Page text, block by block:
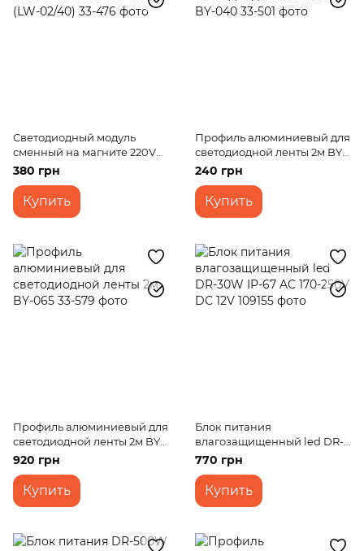
Светодиодный модуль
сменный на магните 220V
20W SMD 5630 NW IP20 (LW-
02/40)
380 грн
Купить
Профиль алюминиевый для
светодиодной ленты 2м BY-
040
240 грн
Купить
Профиль алюминиевый для
светодиодной ленты 2м BY-
065
920 грн
Купить
Блок питания
влагозащищенный led DR-
30W IP-67 AC 170-250V DC
770 грн
Купить